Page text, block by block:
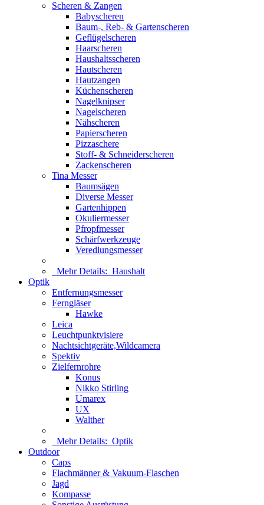
Scheren & Zangen
Babyscheren
Baum-, Reb- & Gartenscheren
Geflügelscheren
Haarscheren
Haushaltsscheren
Hautscheren
Hautzangen
Küchenscheren
Nagelknipser
Nagelscheren
Nähscheren
Papierscheren
Pizzaschere
Stoff- & Schneiderscheren
Zackenscheren
Tina Messer
Baumsägen
Diverse Messer
Gartenhippen
Okuliermesser
Pfropfmesser
Schärfwerkzeuge
Veredlungsmesser
Mehr Details: Haushalt
Optik
Entfernungsmesser
Ferngläser
Hawke
Leica
Leuchtpunktvisiere
Nachtsichtgeräte,Wildcamera
Spektiv
Zielfernrohre
Konus
Nikko Stirling
Umarex
UX
Walther
Mehr Details: Optik
Outdoor
Caps
Flachmänner & Vakuum-Flaschen
Jagd
Kompasse